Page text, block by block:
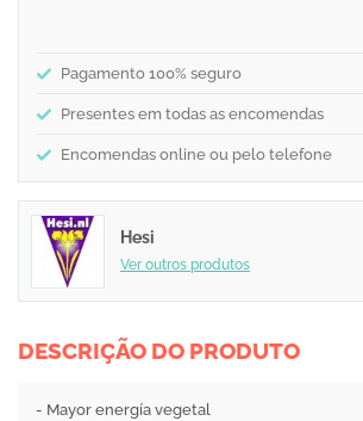
Pagamento 100% seguro
Presentes em todas as encomendas
Encomendas online ou pelo telefone
Hesi
Ver outros produtos
DESCRIÇÃO DO PRODUTO
- Mayor energía vegetal